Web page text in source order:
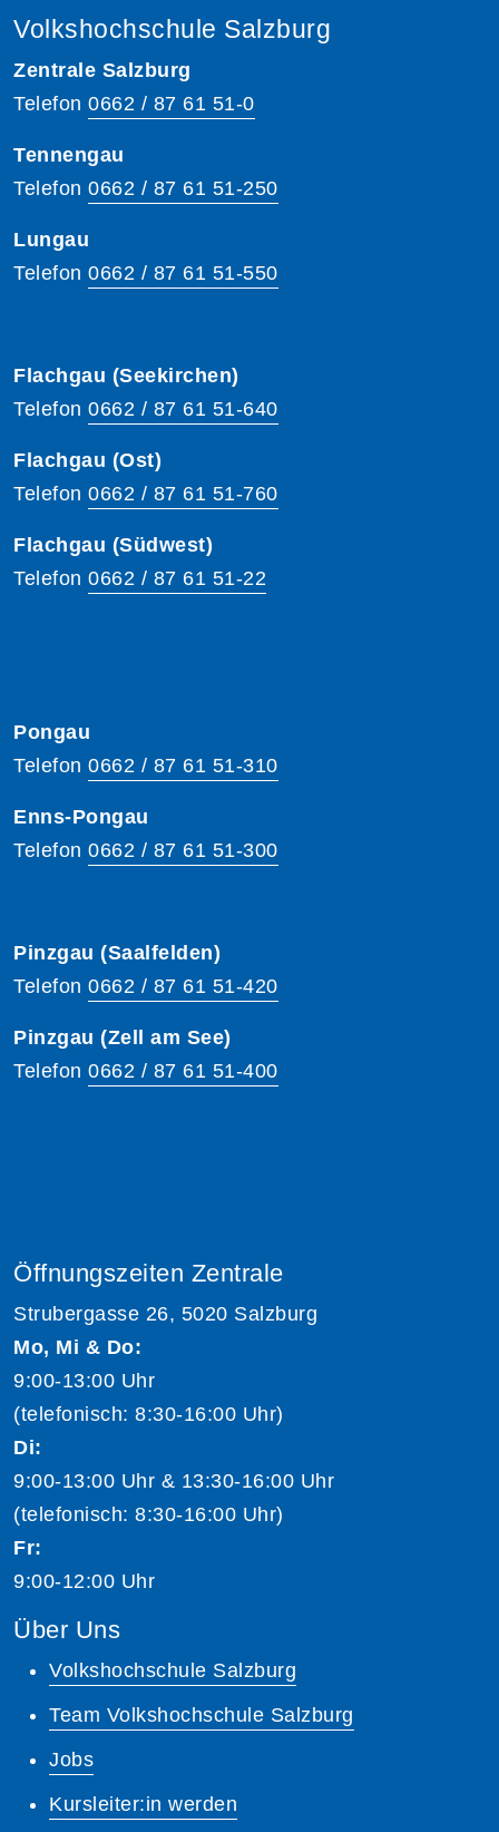
Volkshochschule Salzburg
Zentrale Salzburg
Telefon 0662 / 87 61 51-0
Tennengau
Telefon 0662 / 87 61 51-250
Lungau
Telefon 0662 / 87 61 51-550
Flachgau (Seekirchen)
Telefon 0662 / 87 61 51-640
Flachgau (Ost)
Telefon 0662 / 87 61 51-760
Flachgau (Südwest)
Telefon 0662 / 87 61 51-22
Pongau
Telefon 0662 / 87 61 51-310
Enns-Pongau
Telefon 0662 / 87 61 51-300
Pinzgau (Saalfelden)
Telefon 0662 / 87 61 51-420
Pinzgau (Zell am See)
Telefon 0662 / 87 61 51-400
Öffnungszeiten Zentrale
Strubergasse 26, 5020 Salzburg
Mo, Mi & Do:
9:00-13:00 Uhr
(telefonisch: 8:30-16:00 Uhr)
Di:
9:00-13:00 Uhr & 13:30-16:00 Uhr
(telefonisch: 8:30-16:00 Uhr)
Fr:
9:00-12:00 Uhr
Über Uns
Volkshochschule Salzburg
Team Volkshochschule Salzburg
Jobs
Kursleiter:in werden